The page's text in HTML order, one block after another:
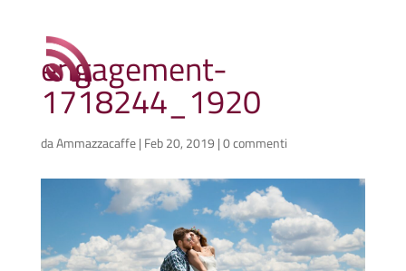
engagement-
1718244_1920
daAmmazzacaffe| Feb 20, 2019 |0 commenti